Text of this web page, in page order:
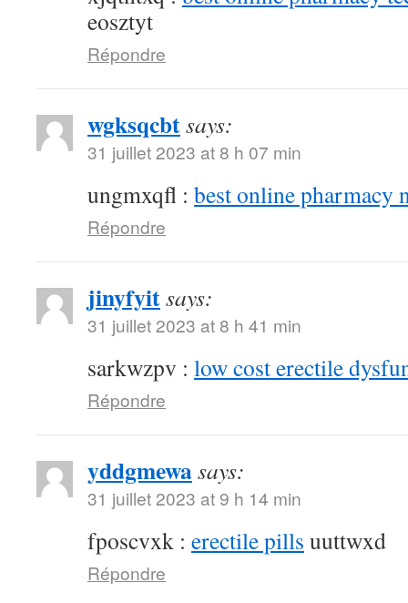
eosztyt
Répondre
wgksqcbtsays:
31 juillet 2023 at 8 h 07 min
ungmxqfl : best online pharmacy
Répondre
jinyfyitsays:
31 juillet 2023 at 8 h 41 min
sarkwzpv : low cost erectile
Répondre
yddgmewasays:
31 juillet 2023 at 9 h 14 min
fposcvxk : erectile pills uuttwxd
Répondre